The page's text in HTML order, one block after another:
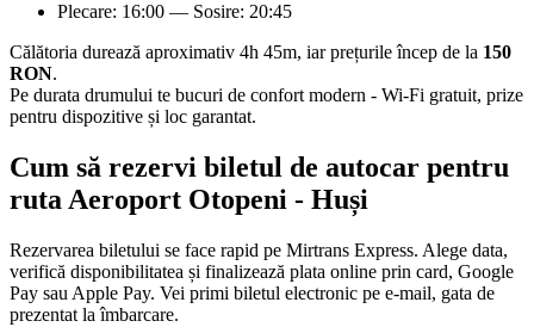
Plecare: 16:00 — Sosire: 20:45
Călătoria durează aproximativ 4h 45m, iar prețurile încep de la 150
RON.
Pe durata drumului te bucuri de confort modern - Wi-Fi gratuit, prize
pentru dispozitive și loc garantat.
Cum să rezervi biletul de autocar pentru
ruta Aeroport Otopeni - Huși
Rezervarea biletului se face rapid pe Mirtrans Express. Alege data,
verifică disponibilitatea și finalizează plata online prin card, Google
Pay sau Apple Pay. Vei primi biletul electronic pe e-mail, gata de
prezentat la îmbarcare.